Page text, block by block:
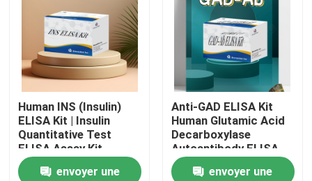
Visite de l'usine
Contrôle qualité
Contactez-nous
Nouvelles
Human INS (Insulin)
ELISA Kit | Insulin
Quantitative Test
ELISA Assay Kit,
Sandwich ELISA For
Serum Plasma 96
envoyer une
Anti-GAD ELISA Kit
Human Glutamic Acid
Decarboxylase
Autoantibody ELISA
KiT GAD-Ab / GAD65
Autoantibody Enzyme
envoyer une